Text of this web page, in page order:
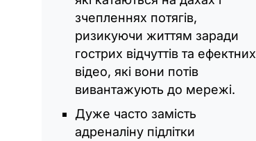
зчепленнях потягів,
ризикуючи життям заради
гострих відчуттів та ефектних
відео, які вони потів
вивантажують до мережі.
Дуже часто замість
адреналіну підлітки